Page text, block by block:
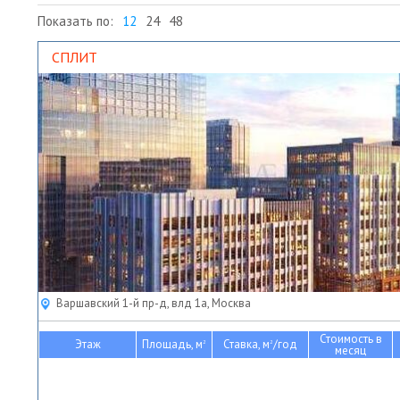
Показать по: 12 24 48
СПЛИТ
Варшавский 1-й пр-д, влд 1а, Москва
Этаж Площадь, м2 Ставка, м2/год Стоимость в
месяц